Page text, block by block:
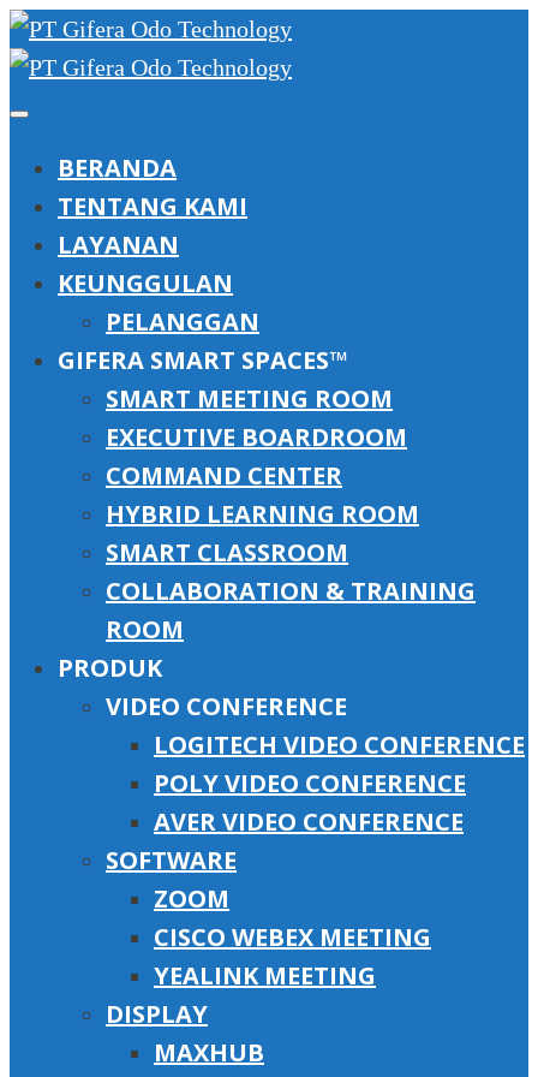
BERANDA
TENTANG KAMI
LAYANAN
KEUNGGULAN
PELANGGAN
GIFERA SMART SPACES™
SMART MEETING ROOM
EXECUTIVE BOARDROOM
COMMAND CENTER
HYBRID LEARNING ROOM
SMART CLASSROOM
COLLABORATION & TRAINING
ROOM
PRODUK
VIDEO CONFERENCE
LOGITECH VIDEO CONFERENCE
POLY VIDEO CONFERENCE
AVER VIDEO CONFERENCE
SOFTWARE
ZOOM
CISCO WEBEX MEETING
YEALINK MEETING
DISPLAY
MAXHUB